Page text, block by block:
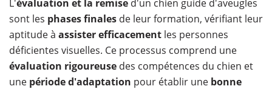
L'évaluation et la remise d'un chien guide d'aveugles
sont les phases finales de leur formation, vérifiant leur
aptitude à assister efficacement les personnes
déficientes visuelles. Ce processus comprend une
évaluation rigoureuse des compétences du chien et
une période d'adaptation pour établir une bonne